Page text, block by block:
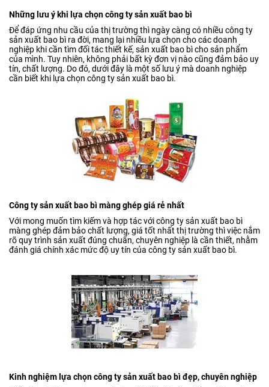
Những lưu ý khi lựa chọn công ty sản xuất bao bì
Để đáp ứng nhu cầu của thị trường thì ngày càng có nhiều công ty
sản xuất bao bì ra đời, mang lại nhiều lựa chọn cho các doanh
nghiệp khi cần tìm đối tác thiết kế, sản xuất bao bì cho sản phẩm
của mình. Tuy nhiên, không phải bất kỳ đơn vị nào cũng đảm bảo uy
tín, chất lượng. Do đó, dưới đây là một số lưu ý mà doanh nghiệp
cần biết khi lựa chọn công ty sản xuất bao bì.
Công ty sản xuất bao bì màng ghép giá rẻ nhất
Với mong muốn tìm kiếm và hợp tác với công ty sản xuất bao bì
màng ghép đảm bảo chất lượng, giá tốt nhất thị trường thì việc nắm
rõ quy trình sản xuất đúng chuẩn, chuyên nghiệp là cần thiết, nhằm
đánh giá chính xác mức độ uy tín của công ty sản xuất bao bì.
Kinh nghiệm lựa chọn công ty sản xuất bao bì đẹp, chuyên nghiệp